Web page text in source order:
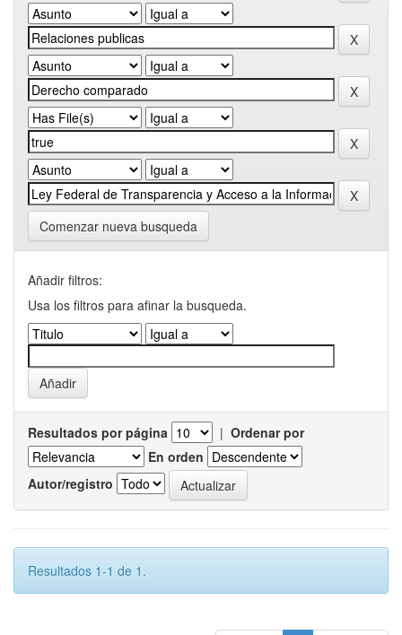
Comenzar nueva busqueda
Añadir filtros:
Usa los filtros para afinar la busqueda.
Resultados por página | Ordenar por
En orden
Autor/registro
Resultados 1-1 de 1.